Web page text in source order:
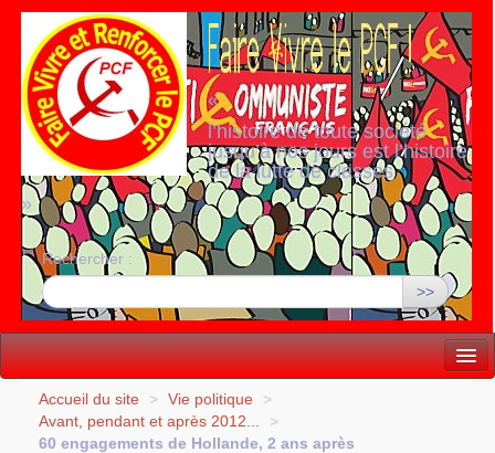
«
l’histoire de toute société
jusqu’à nos jours est l’histoire
de la lutte de classes
»
Rechercher :
>>
Vie politique
Lutter, Unir...
Accueil du site > Vie politique
>
Avant, pendant et après 2012...
>
60 engagements de Hollande, 2 ans après